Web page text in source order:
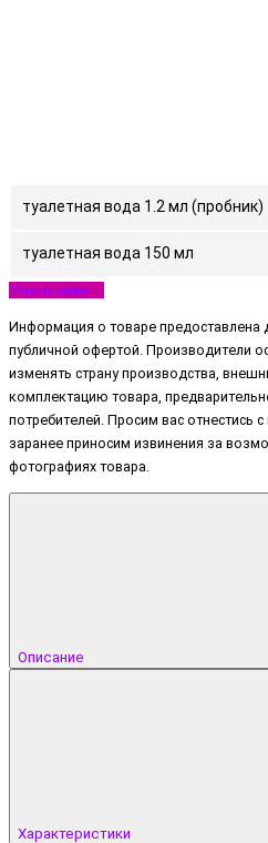
туалетная вода 1.2 мл (пробник)
туалетная вода 150 мл
Узнать цену
Информация о товаре предоставлена
публичной офертой. Производители
изменять страну производства,
комплектацию товара,
потребителей. Просим вас отнестись
заранее приносим извинения за
фотографиях товара.
Описание
Характеристики